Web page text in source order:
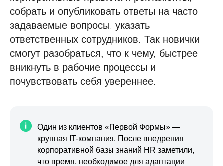
собрать и опубликовать ответы на часто
задаваемые вопросы, указать
ответственных сотрудников. Так новички
смогут разобраться, что к чему, быстрее
вникнуть в рабочие процессы и
почувствовать себя увереннее.
Один из клиентов «Первой Формы» —
крупная IT-компания. После внедрения
корпоративной базы знаний HR заметили,
что время, необходимое для адаптации